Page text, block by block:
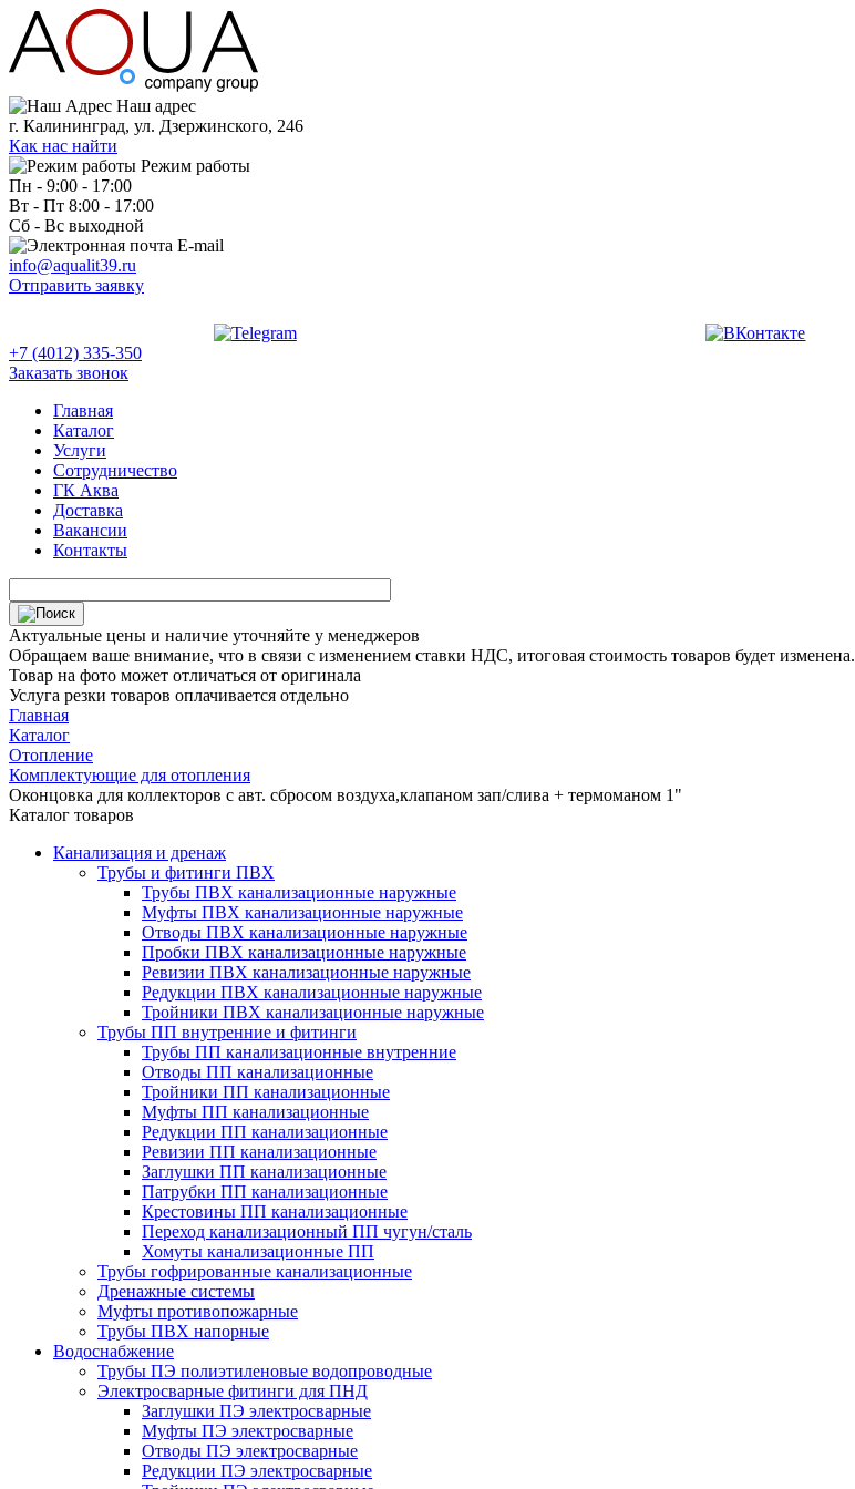
Наш адрес
г. Калининград, ул. Дзержинского, 246
Как нас найти
Режим работы
Пн - 9:00 - 17:00
Вт - Пт 8:00 - 17:00
Сб - Вс выходной
E-mail
info@aqualit39.ru
Отправить заявку
+7 (4012) 335-350
Заказать звонок
Главная
Каталог
Услуги
Сотрудничество
ГК Аква
Доставка
Вакансии
Контакты
Актуальные цены и наличие уточняйте у менеджеров
Обращаем ваше внимание, что в связи с изменением ставки НДС, итоговая стоимость товаров будет изменена.
Товар на фото может отличаться от оригинала
Услуга резки товаров оплачивается отдельно
Главная
Каталог
Отопление
Комплектующие для отопления
Оконцовка для коллекторов с авт. сбросом воздуха,клапаном зап/слива + термоманом 1"
Каталог товаров
Канализация и дренаж
Трубы и фитинги ПВХ
Трубы ПВХ канализационные наружные
Муфты ПВХ канализационные наружные
Отводы ПВХ канализационные наружные
Пробки ПВХ канализационные наружные
Ревизии ПВХ канализационные наружные
Редукции ПВХ канализационные наружные
Тройники ПВХ канализационные наружные
Трубы ПП внутренние и фитинги
Трубы ПП канализационные внутренние
Отводы ПП канализационные
Тройники ПП канализационные
Муфты ПП канализационные
Редукции ПП канализационные
Ревизии ПП канализационные
Заглушки ПП канализационные
Патрубки ПП канализационные
Крестовины ПП канализационные
Переход канализационный ПП чугун/сталь
Хомуты канализационные ПП
Трубы гофрированные канализационные
Дренажные системы
Муфты противопожарные
Трубы ПВХ напорные
Водоснабжение
Трубы ПЭ полиэтиленовые водопроводные
Электросварные фитинги для ПНД
Заглушки ПЭ электросварные
Муфты ПЭ электросварные
Отводы ПЭ электросварные
Редукции ПЭ электросварные